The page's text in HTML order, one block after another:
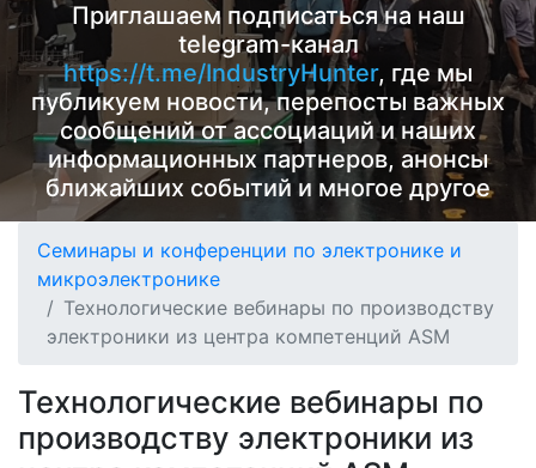
Приглашаем подписаться на наш
telegram-канал
https://t.me/IndustryHunter, где мы
публикуем новости, перепосты важных
сообщений от ассоциаций и наших
информационных партнеров, анонсы
ближайших событий и многое другое
Семинары и конференции по электронике и
микроэлектронике
Технологические вебинары по производству
электроники из центра компетенций ASM
Технологические вебинары по
производству электроники из